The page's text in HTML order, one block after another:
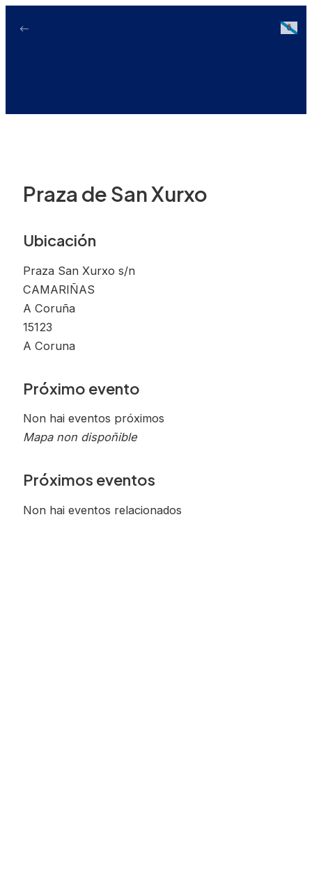
Praza de San Xurxo
Ubicación
Praza San Xurxo s/n
CAMARIÑAS
A Coruña
15123
A Coruna
Próximo evento
Non hai eventos próximos
Mapa non dispoñible
Próximos eventos
Non hai eventos relacionados